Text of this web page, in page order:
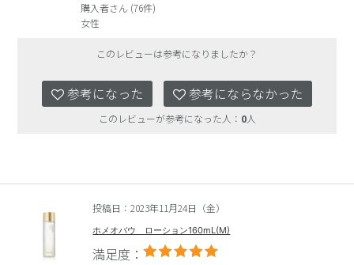
購入者さん (76件)
女性
このレビューは参考になりましたか？
参考になった 参考にならなかった
このレビューが参考になった人： 0人
投稿日：2023年11月24日（金）
ホメオバウ ローション160mL(M)
満足度：